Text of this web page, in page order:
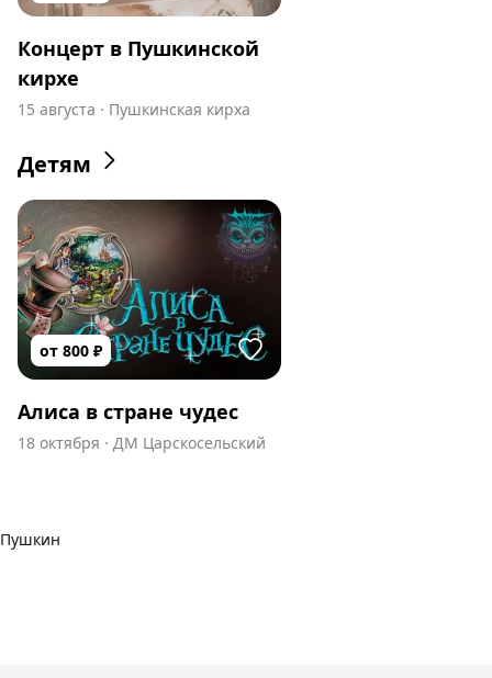
Концерт в Пушкинской
кирхе
15 августа · Пушкинская кирха
Детям
от 800 ₽
Алиса в стране чудес
18 октября · ДМ Царскосельский
Пушкин